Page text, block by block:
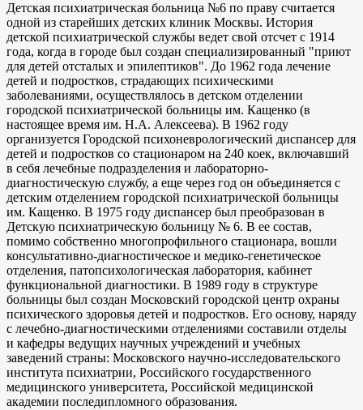
Детская психиатрическая больница №6 по праву считается
одной из старейших детских клиник Москвы. История
детской психиатрической службы ведет свой отсчет с 1914
года, когда в городе был создан специализированный "приют
для детей отсталых и эпилептиков". До 1962 года лечение
детей и подростков, страдающих психическими
заболеваниями, осуществлялось в детском отделении
городской психиатрической больницы им. Кащенко (в
настоящее время им. Н.А. Алексеева). В 1962 году
организуется Городской психоневрологический диспансер для
детей и подростков со стационаром на 240 коек, включавший
в себя лечебные подразделения и лабораторно-
диагностическую службу, а еще через год он объединяется с
детским отделением городской психиатрической больницы
им. Кащенко. В 1975 году диспансер был преобразован в
Детскую психиатрическую больницу № 6. В ее состав,
помимо собственно многопрофильного стационара, вошли
консультативно-диагностическое и медико-генетическое
отделения, патопсихологическая лаборатория, кабинет
функциональной диагностики. В 1989 году в структуре
больницы был создан Московский городской центр охраны
психического здоровья детей и подростков. Его основу, наряду
с лечебно-диагностическими отделениями составили отделы
и кафедры ведущих научных учреждений и учебных
заведений страны: Московского научно-исследовательского
института психиатрии, Российского государственного
медицинского университета, Российской медицинской
академии последипломного образования.